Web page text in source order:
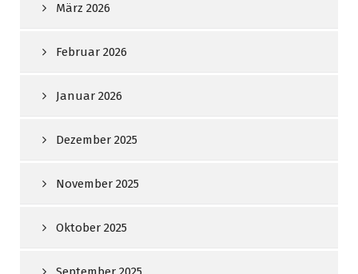
März 2026
Februar 2026
Januar 2026
Dezember 2025
November 2025
Oktober 2025